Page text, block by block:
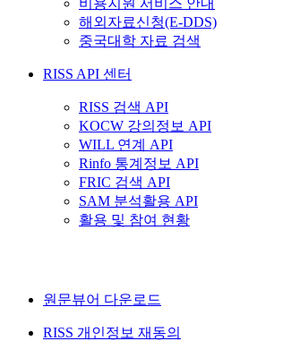
비용지원 서비스 안내
해외자료신청(E-DDS)
중국대학 자료 검색
RISS API 센터
RISS 검색 API
KOCW 강의정보 API
WILL 연계 API
Rinfo 통계정보 API
FRIC 검색 API
SAM 분석활용 API
활용 및 참여 현황
원문뷰어 다운로드
RISS 개인정보 재동의